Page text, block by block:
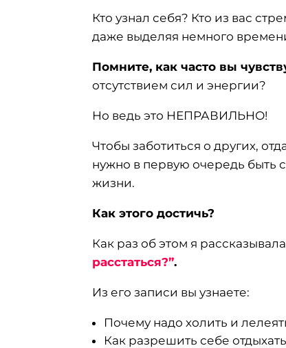
Кто узнал себя? Кто из вас
даже выделяя немного
Помните, как часто вы
отсутствием сил и энергии?
Но ведь это НЕПРАВИЛЬНО!
Чтобы заботиться о других,
нужно в первую очередь быть
жизни.
Как этого достичь?
Как раз об этом я рассказывала
расстаться?”.
Из его записи вы узнаете:
Почему надо холить и
Как разрешить себе